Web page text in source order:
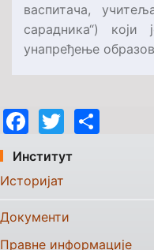
васпитача,
сарадника“)
унапређење
Facebook
Twitter
Институт
Историјат
Документи
Правне информације